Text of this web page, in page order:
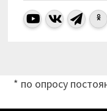
* по опросу